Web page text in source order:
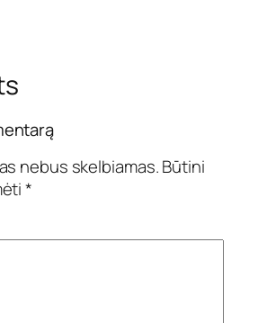
nebus skelbiamas.Būtini
*